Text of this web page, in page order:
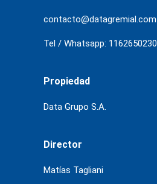
contacto@datagremial.com
Tel / Whatsapp: 1162650230
Propiedad
Data Grupo S.A.
Director
Matías Tagliani